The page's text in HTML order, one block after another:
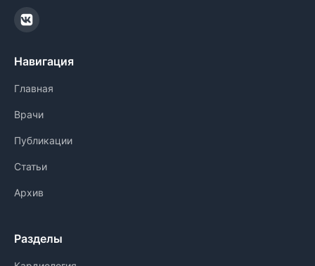
Навигация
Главная
Врачи
Публикации
Статьи
Архив
Разделы